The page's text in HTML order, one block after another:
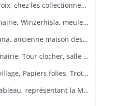
Buethwiller, église St-Etienne, croix, chez les collectionneurs
Brinckheim, église St-Léonard, mairie, Winzerhisla, meule 1597, moulin
Landser, église, mairie, Stockbruna, ancienne maison des sœurs, Monastère St-Alphonse
Dietwiller, église Saint-Nicolas, mairie, Tour clocher, salle des fêtes
Sternenberg, mairie, centre du village, Papiers folies, Trotta Hisla
Souvenir du Mont des Olives - Tableau, représentant la Mort, à l'entrée du dortoir peint par Père M. Joseph (Baron de Géramb, général autrichien, mort en 1848 comme procurateur des Trappistes).